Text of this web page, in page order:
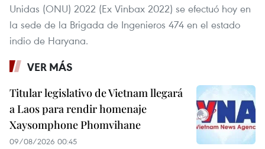
Unidas (ONU) 2022 (Ex Vinbax 2022) se efectuó hoy en
la sede de la Brigada de Ingenieros 474 en el estado
indio de Haryana.
VER MÁS
Titular legislativo de Vietnam llegará
a Laos para rendir homenaje
Xaysomphone Phomvihane
09/08/2026 00:45